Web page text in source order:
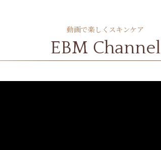
動画で楽しくスキンケア
EBM Channel